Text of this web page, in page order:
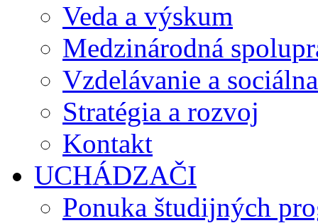
Veda a výskum
Medzinárodná
Vzdelávanie a
Stratégia a rozvoj
Kontakt
UCHÁDZAČI
Ponuka študijných